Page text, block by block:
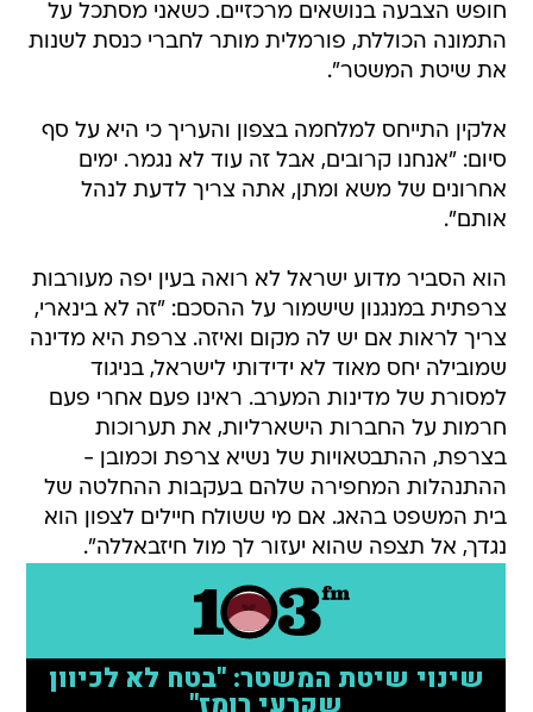
חופש הצבעה בנושאים מרכזיים. כשאני מסתכל על
התמונה הכוללת, פורמלית מותר לחברי כנסת לשנות
את שיטת המשטר".
אלקין התייחס למלחמה בצפון והעריך כי היא על סף
סיום: "אנחנו קרובים, אבל זה עוד לא נגמר. ימים
אחרונים של משא ומתן, אתה צריך לדעת לנהל
אותם".
הוא הסביר מדוע ישראל לא רואה בעין יפה מעורבות
צרפתית במנגנון שישמור על ההסכם: "זה לא בינארי,
צריך לראות אם יש לה מקום ואיזה. צרפת היא מדינה
שמובילה יחס מאוד לא ידידותי לישראל, בניגוד
למסורת של מדינות המערב. ראינו פעם אחרי פעם
חרמות על החברות הישארליות, את תערוכות
בצרפת, ההתבטאויות של נשיא צרפת וכמובן -
ההתנהלות המחפירה שלהם בעקבות ההחלטה של
בית המשפט בהאג. אם מי ששולח חיילים לצפון הוא
נגדך, אל תצפה שהוא יעזור לך מול חיזבאללה".